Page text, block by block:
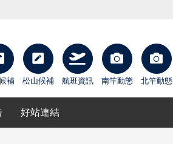
補 松山候補 航班資訊 南竿動態 北竿動態
好站連結